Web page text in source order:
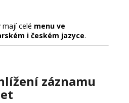
mají celé menu ve
i českém jazyce.
záznamu